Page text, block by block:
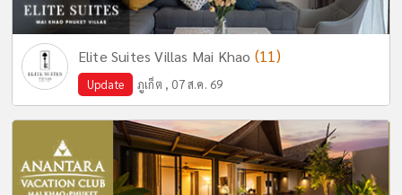
Elite Suites Villas Mai Khao (11)
Update ภูเก็ต , 07 ส.ค. 69